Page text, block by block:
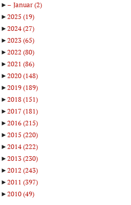
►
Januar(2)
►2025 (19)
►2024(27)
►2023(65)
►2022 (80)
►2021 (86)
►2020(148)
►2019(189)
►2018(151)
►2017(181)
►2016(215)
►2015 (220)
►2014(222)
►2013(230)
►2012 (243)
►2011 (397)
►2010(49)